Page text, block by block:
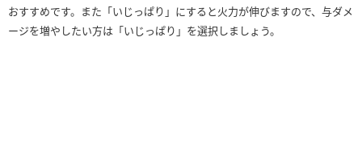
おすすめです。また「いじっぱり」にすると火力が伸びますので、与ダメ
ージを増やしたい方は「いじっぱり」を選択しましょう。